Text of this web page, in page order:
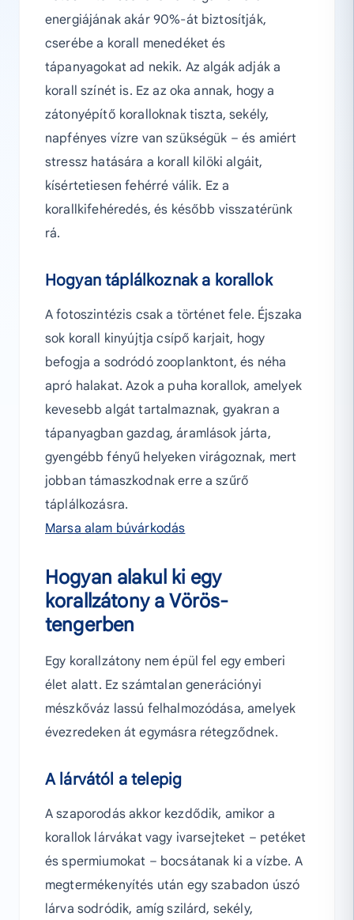
energiájának akár 90%-át biztosítják,
cserébe a korall menedéket és
tápanyagokat ad nekik. Az algák adják a
korall színét is. Ez az oka annak, hogy a
zátonyépítő koralloknak tiszta, sekély,
napfényes vízre van szükségük – és amiért
stressz hatására a korall kilöki algáit,
kísértetiesen fehérré válik. Ez a
korallkifehéredés, és később visszatérünk
rá.
Hogyan táplálkoznak a korallok
A fotoszintézis csak a történet fele. Éjszaka
sok korall kinyújtja csípő karjait, hogy
befogja a sodródó zooplanktont, és néha
apró halakat. Azok a puha korallok, amelyek
kevesebb algát tartalmaznak, gyakran a
tápanyagban gazdag, áramlások járta,
gyengébb fényű helyeken virágoznak, mert
jobban támaszkodnak erre a szűrő
táplálkozásra.
Marsa alam búvárkodás
Hogyan alakul ki egy
korallzátony a Vörös-
tengerben
Egy korallzátony nem épül fel egy emberi
élet alatt. Ez számtalan generációnyi
mészkőváz lassú felhalmozódása, amelyek
évezredeken át egymásra rétegződnek.
A lárvától a telepig
A szaporodás akkor kezdődik, amikor a
korallok lárvákat vagy ivarsejteket – petéket
és spermiumokat – bocsátanak ki a vízbe. A
megtermékenyítés után egy szabadon úszó
lárva sodródik, amíg szilárd, sekély,